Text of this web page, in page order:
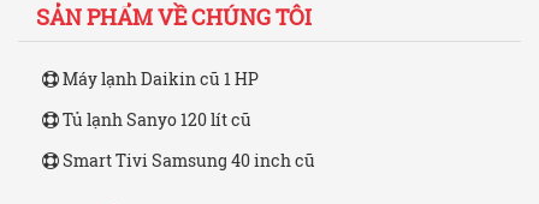
SẢN PHẨM VỀ CHÚNG TÔI
Máy lạnh Daikin cũ 1 HP
Tủ lạnh Sanyo 120 lít cũ
Smart Tivi Samsung 40 inch cũ